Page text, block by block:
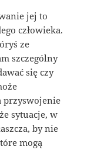
jej to
człowieka.
ze
szczególny
się czy
przyswojenie
sytuacje, w
by nie
mogą